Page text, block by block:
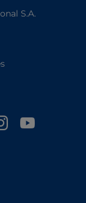
S.A.